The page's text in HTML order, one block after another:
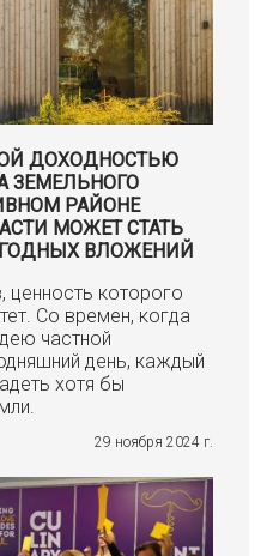
ДОХОДНОСТЬЮ
ЗЕМЕЛЬНОГО
РАЙОНЕ
МОЖЕТ СТАТЬ
ВЛОЖЕНИЙ
ценность которого
Со времен, когда
частной
день, каждый
хотя бы
29 ноября 2024 г.